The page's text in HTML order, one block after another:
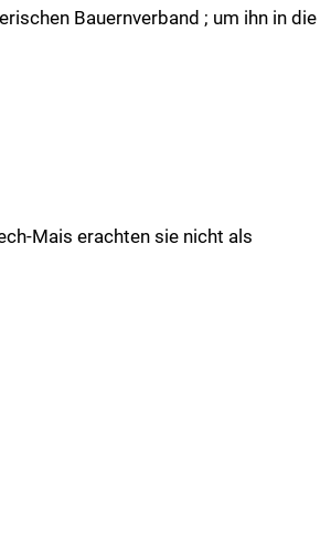
Bauernverband ; um ihn in die
Mais erachten sie nicht als